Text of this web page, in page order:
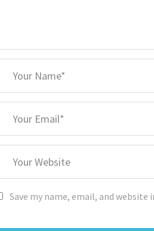
Name
Email
Website
Save my name, email, and